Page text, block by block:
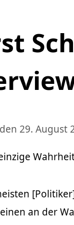
29. August
an der